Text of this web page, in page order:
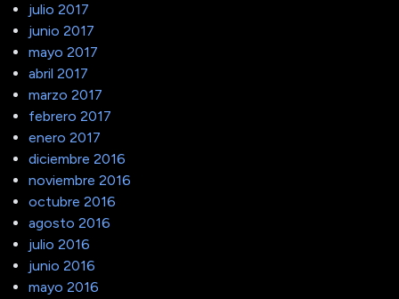
julio 2017
junio 2017
mayo 2017
abril 2017
marzo 2017
febrero 2017
enero 2017
diciembre 2016
noviembre 2016
octubre 2016
agosto 2016
julio 2016
junio 2016
mayo 2016